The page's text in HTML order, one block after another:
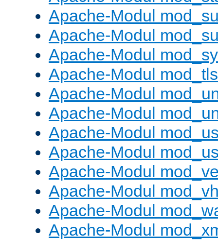
Apache-Modul
Apache-Modul
Apache-Modul
Apache-Modul mod_tls
Apache-Modul
Apache-Modul
Apache-Modul
Apache-Modul
Apache-Modul
Apache-Modul
Apache-Modul
Apache-Modul